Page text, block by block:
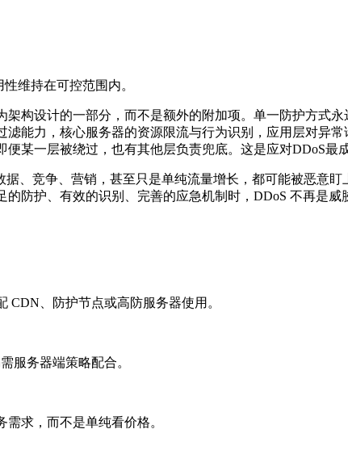
维持在可控范围内。
架构设计的一部分，而不是额外的附加项。单一防护方式
能力，核心服务器的资源限流与行为识别，应用层对异
某一层被绕过，也有其他层负责兜底。这是应对DDoS最
竞争、营销，甚至只是单纯流量增长，都可能被恶意盯
防护、有效的识别、完善的应急机制时，DDoS 不再是
、防护节点或高防服务器使用。
务器端策略配合。
求，而不是单纯看价格。